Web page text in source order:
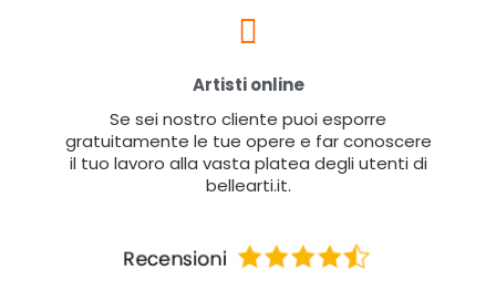
Artisti online
Se sei nostro cliente puoi esporre
gratuitamente le tue opere e far conoscere
il tuo lavoro alla vasta platea degli utenti di
bellearti.it.